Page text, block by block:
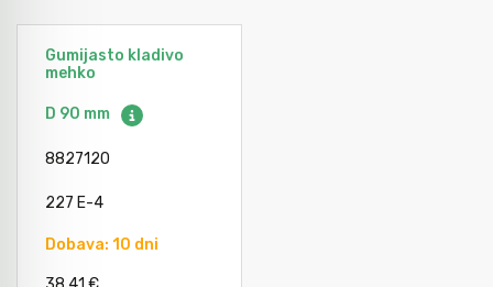
Gumijasto kladivo
mehko
D 90 mm
8827120
227 E-4
Dobava: 10 dni